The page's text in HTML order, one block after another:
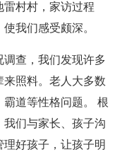
村村，家访过程
我们感受颇深。
查，我们发现许多
照料。老人大多数
道等性格问题。 根
们与家长、孩子沟
好孩子，让孩子明